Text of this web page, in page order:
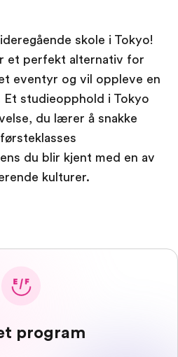
skole i Tokyo!
et perfekt alternativ for
eventyr og vil oppleve en
Et studieopphold i Tokyo
du lærer å snakke
du blir kjent med en av
kulturer.
program